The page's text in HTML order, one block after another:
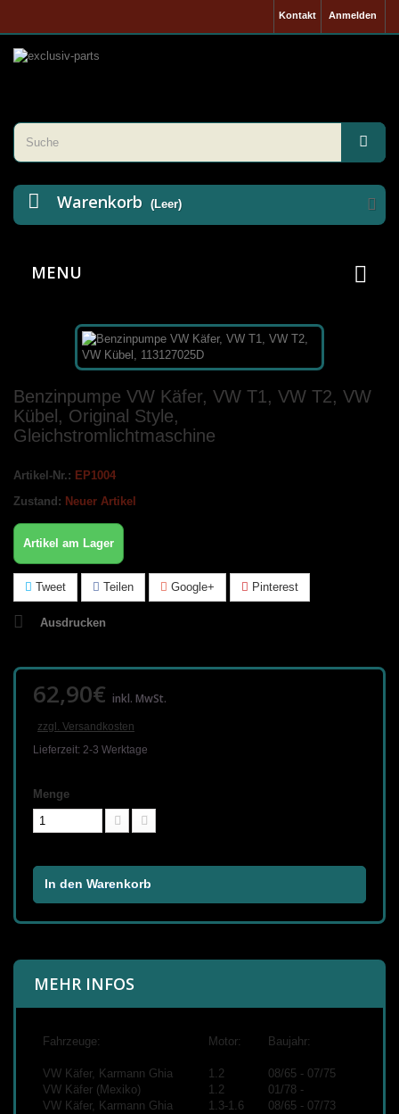
Anmelden
Kontakt
Warenkorb (Leer)
MENU
Benzinpumpe VW Käfer, VW T1, VW T2, VW
Kübel, Original Style,
Gleichstromlichtmaschine
Artikel-Nr.: EP1004
Zustand: Neuer Artikel
Artikel am Lager
Tweet Teilen Google+ Pinterest
Ausdrucken
62,90€ inkl. MwSt.
zzgl. Versandkosten
Lieferzeit: 2-3 Werktage
Menge
In den Warenkorb
MEHR INFOS
Fahrzeuge: Motor: Baujahr:
VW Käfer, Karmann Ghia
VW Käfer (Mexiko)
VW Käfer, Karmann Ghia
1.2
1.2
1.3-1.6
08/65 - 07/75
01/78 -
08/65 - 07/73